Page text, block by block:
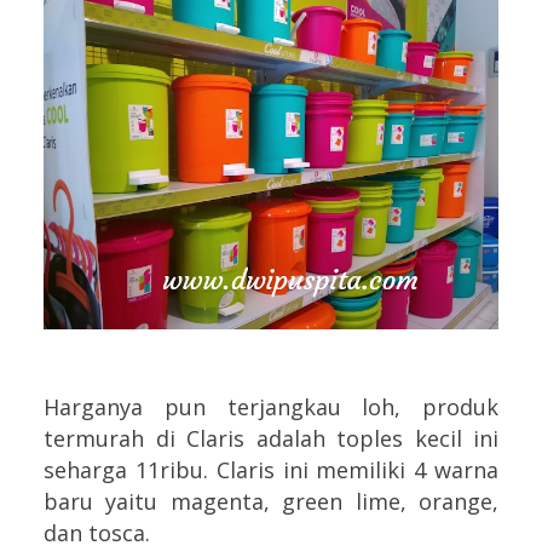
Harganya pun terjangkau loh, produk
termurah di Claris adalah toples kecil ini
seharga 11ribu. Claris ini memiliki 4 warna
baru yaitu magenta, green lime, orange,
dan tosca.